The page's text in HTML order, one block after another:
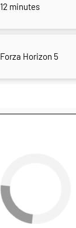
12 minutes
Forza Horizon 5